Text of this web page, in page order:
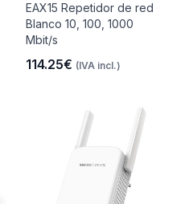
EAX15 Repetidor de red
Blanco 10, 100, 1000
Mbit/s
114.25€ (IVA incl.)